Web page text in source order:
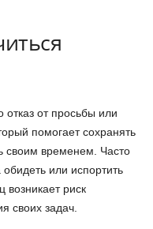
отказ от просьбы или
помогает сохранять
своим временем. Часто
или испортить
возникает риск
своих задач.